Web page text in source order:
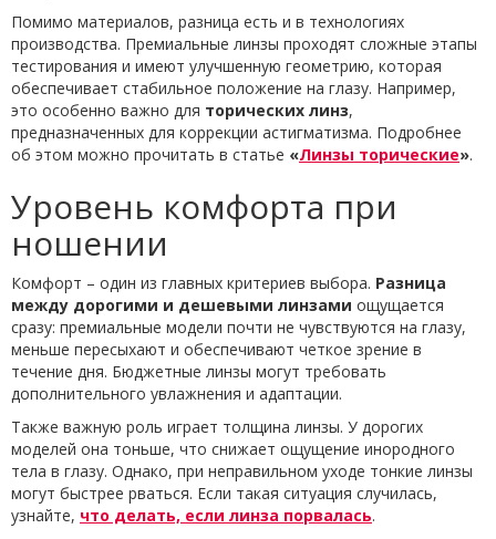
Помимо материалов, разница есть и в технологиях
производства. Премиальные линзы проходят сложные этапы
тестирования и имеют улучшенную геометрию, которая
обеспечивает стабильное положение на глазу. Например,
это особенно важно для торических линз,
предназначенных для коррекции астигматизма. Подробнее
об этом можно прочитать в статье «Линзы торические».
Уровень комфорта при
ношении
Комфорт – один из главных критериев выбора. Разница
между дорогими и дешевыми линзами ощущается
сразу: премиальные модели почти не чувствуются на глазу,
меньше пересыхают и обеспечивают четкое зрение в
течение дня. Бюджетные линзы могут требовать
дополнительного увлажнения и адаптации.
Также важную роль играет толщина линзы. У дорогих
моделей она тоньше, что снижает ощущение инородного
тела в глазу. Однако, при неправильном уходе тонкие линзы
могут быстрее рваться. Если такая ситуация случилась,
узнайте, что делать, если линза порвалась.